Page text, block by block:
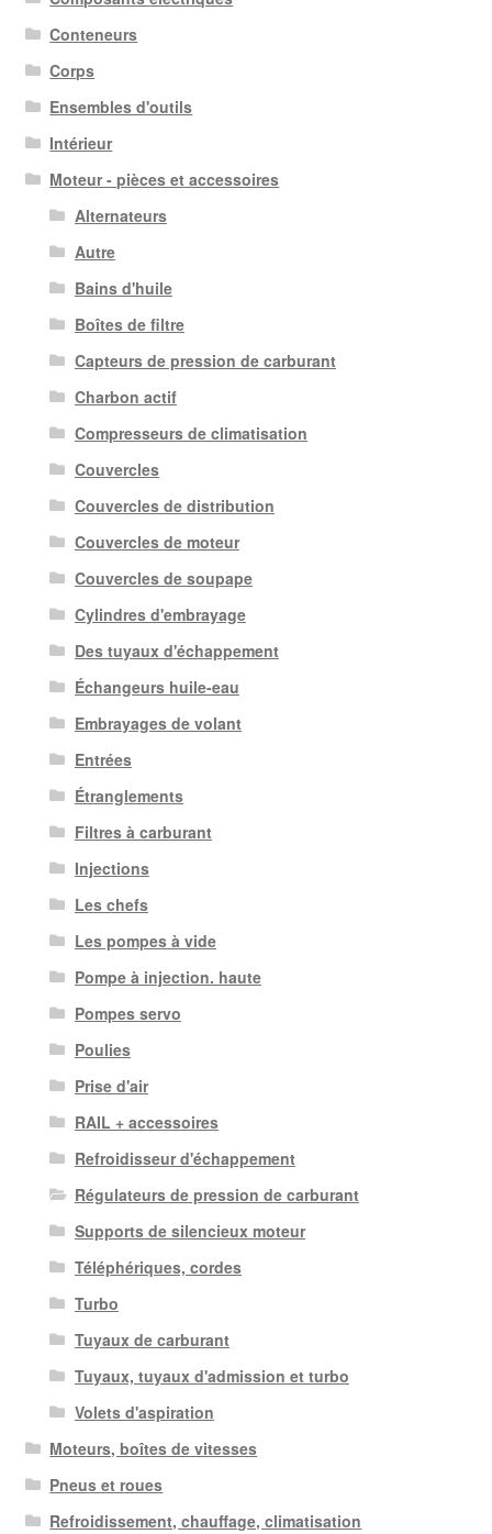
Conteneurs
Corps
Ensembles d'outils
Intérieur
Moteur - pièces et accessoires
Alternateurs
Autre
Bains d'huile
Boîtes de filtre
Capteurs de pression de carburant
Charbon actif
Compresseurs de climatisation
Couvercles
Couvercles de distribution
Couvercles de moteur
Couvercles de soupape
Cylindres d'embrayage
Des tuyaux d'échappement
Échangeurs huile-eau
Embrayages de volant
Entrées
Étranglements
Filtres à carburant
Injections
Les chefs
Les pompes à vide
Pompe à injection. haute
Pompes servo
Poulies
Prise d'air
RAIL + accessoires
Refroidisseur d'échappement
Régulateurs de pression de carburant
Supports de silencieux moteur
Téléphériques, cordes
Turbo
Tuyaux de carburant
Tuyaux, tuyaux d'admission et turbo
Volets d'aspiration
Moteurs, boîtes de vitesses
Pneus et roues
Refroidissement, chauffage, climatisation